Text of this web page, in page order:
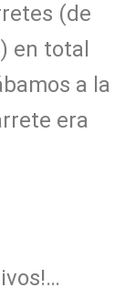
(de
en total
a la
era